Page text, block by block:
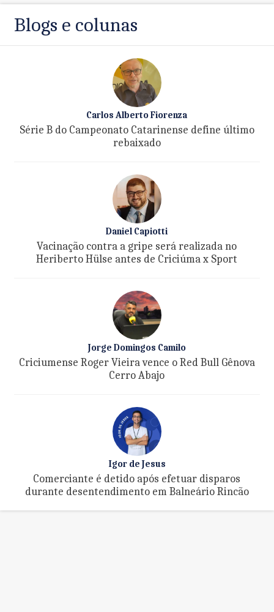
Blogs e colunas
Carlos Alberto Fiorenza
Série B do Campeonato Catarinense define último
rebaixado
Daniel Capiotti
Vacinação contra a gripe será realizada no
Heriberto Hülse antes de Criciúma x Sport
Jorge Domingos Camilo
Criciumense Roger Vieira vence o Red Bull Gênova
Cerro Abajo
Igor de Jesus
Comerciante é detido após efetuar disparos
durante desentendimento em Balneário Rincão